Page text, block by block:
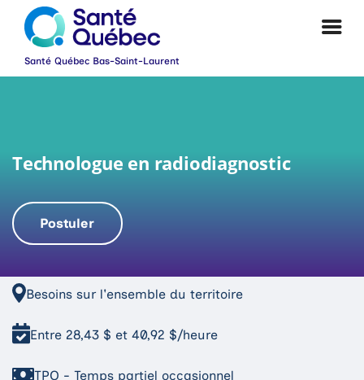
Technologue en radiodiagnostic
Postuler
Besoins sur l'ensemble du territoire
Entre 28,43 $ et 40,92 $/heure
TPO - Temps partiel occasionnel